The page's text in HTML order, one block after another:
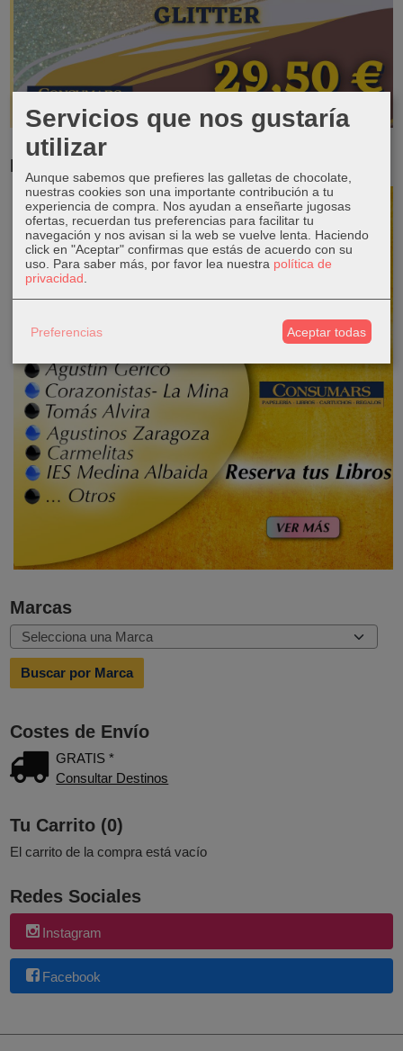
RESERVA TUS LIBROS DE TEXTO
Marcas
Costes de Envío
GRATIS *
Consultar Destinos
Tu Carrito (0)
El carrito de la compra está vacío
Redes Sociales
Instagram
Facebook
Servicios que nos gustaría
utilizar
Aunque sabemos que prefieres las galletas de chocolate,
nuestras cookies son una importante contribución a tu
experiencia de compra. Nos ayudan a enseñarte jugosas
ofertas, recuerdan tus preferencias para facilitar tu
navegación y nos avisan si la web se vuelve lenta. Haciendo
click en "Aceptar" confirmas que estás de acuerdo con su
uso. Para saber más, por favor lea nuestra política de
privacidad
Preferencias Aceptar todas